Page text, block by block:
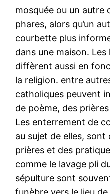
mosquée ou un autre
phares, alors qu’un
courbette plus
dans une maison.
diffèrent aussi en
la religion. entre
catholiques peuvent
de poème, des
Les enterrement de
au sujet de elles,
prières et des
comme le lavage pli
sépulture sont